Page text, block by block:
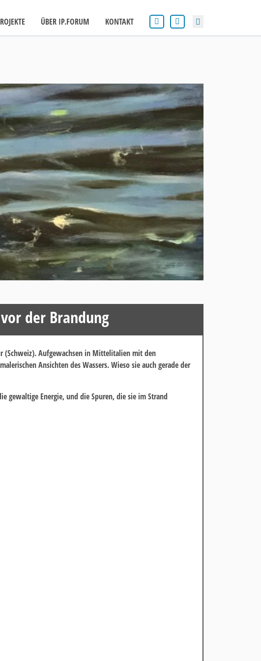
Search
ÜBER IP.FORUM KONTAKT
der Brandung
(Schweiz). Aufgewachsen in Mittelitalien mit den
Ansichten des Wassers. Wieso sie auch gerade der
gewaltige Energie, und die Spuren, die sie im Strand